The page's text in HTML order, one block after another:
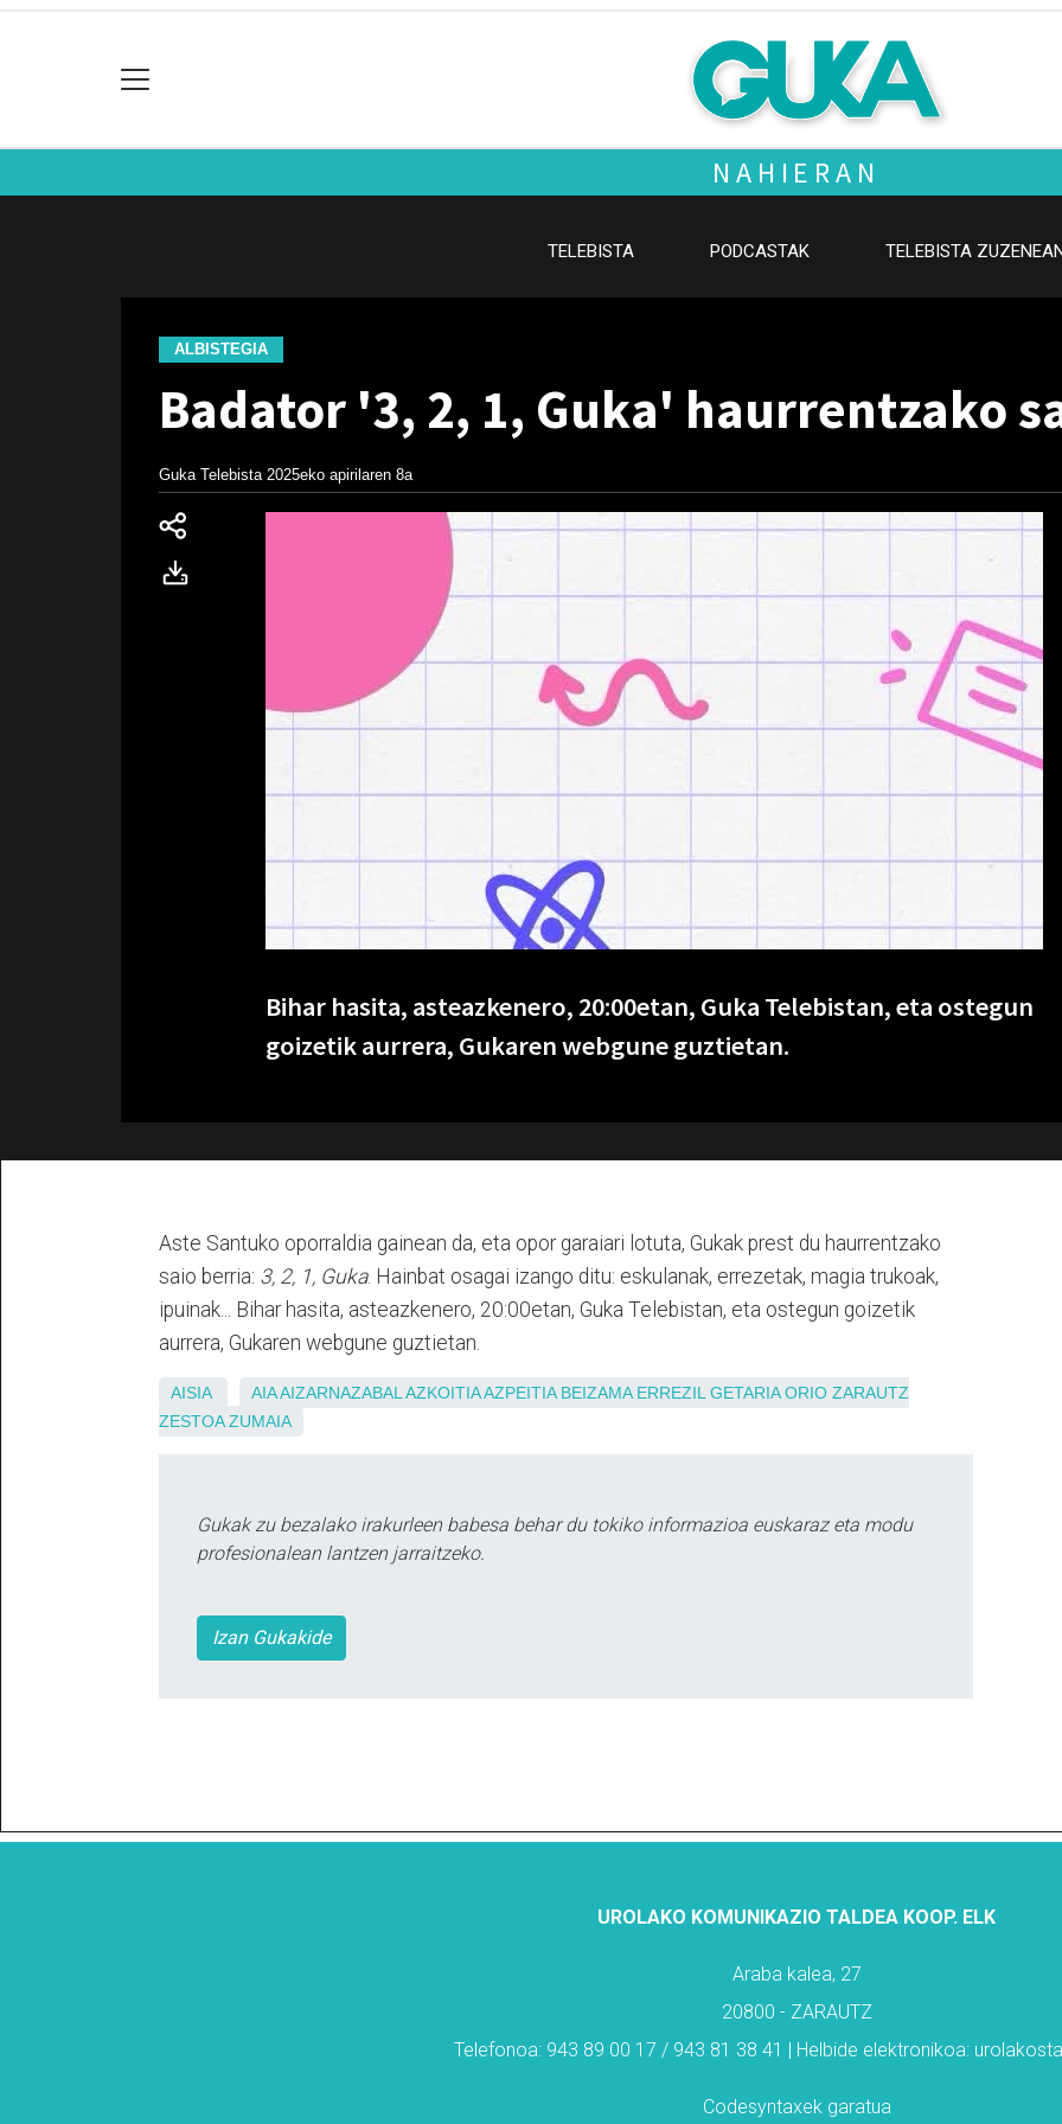
NAHIERAN
TELEBISTA PODCASTAK TELEBISTA ZUZENEAN
ALBISTEGIA
Badator '3, 2, 1, Guka' haurrentzako
Guka Telebista 2025eko apirilaren 8a
Bihar hasita, asteazkenero, 20:00etan, Guka Telebistan, eta ostegun
goizetik aurrera, Gukaren webgune guztietan.
Aste Santuko oporraldia gainean da, eta opor garaiari lotuta, Gukak prest du haurrentzako
saio berria: 3, 2, 1, Guka. Hainbat osagai izango ditu: eskulanak, errezetak, magia trukoak,
ipuinak... Bihar hasita, asteazkenero, 20:00etan, Guka Telebistan, eta ostegun goizetik
aurrera, Gukaren webgune guztietan.
AISIA AIAAIZARNAZABAL AZKOITIAAZPEITIA BEIZAMA ERREZIL GETARIA ORIO ZARAUTZ
ZESTOA ZUMAIA
Gukak zu bezalako irakurleen babesa behar du tokiko informazioa euskaraz eta modu
profesionalean lantzen jarraitzeko.
Izan Gukakide
UROLAKO KOMUNIKAZIO TALDEA KOOP. ELK
Araba kalea, 27
20800 - ZARAUTZ
Telefonoa: 943 89 00 17 / 943 81 38 41 | Helbide elektronikoa:
Codesyntaxek garatua